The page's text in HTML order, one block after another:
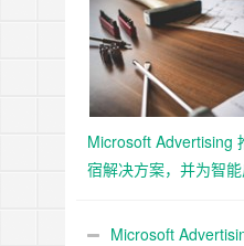
Microsoft Advertising
宿解决方案，并为智
入市场Microsoft